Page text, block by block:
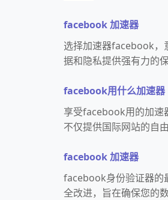
facebook 加速器
选择加速器facebook，
据和隐私提供强有力的保
facebook用什么加速器
享受facebook用的加速
不仅提供国际网站的自
facebook 加速器
facebook身份验证器的
全改进，旨在确保您的